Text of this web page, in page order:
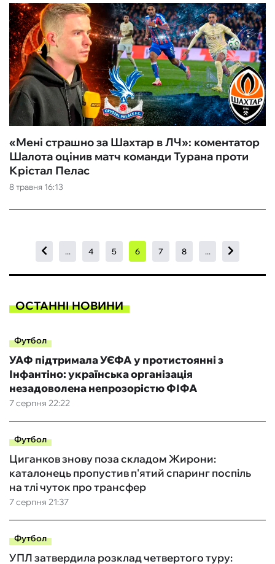
8 травня 16:13
«Мені страшно за Шахтар в ЛЧ»: коментатор
Шалота оцінив матч команди Турана проти
Крістал Пелас
... 4 5 6 7 8 ...
ОСТАННІ НОВИНИ
Футбол
7 серпня 22:22
УАФ підтримала УЄФА у протистоянні з
Інфантіно: українська організація
незадоволена непрозорістю ФІФА
Футбол
7 серпня 21:37
Циганков знову поза складом Жирони:
каталонець пропустив п'ятий спаринг поспіль
на тлі чуток про трансфер
Футбол
УПЛ затвердила розклад четвертого туру: